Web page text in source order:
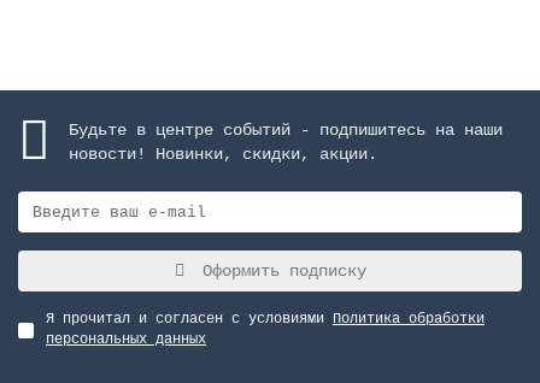
Будьте в центре событий - подпишитесь на наши
новости! Новинки, скидки, акции.
Оформить подписку
Я прочитал и согласен с условиями Политика обработки
персональных данных